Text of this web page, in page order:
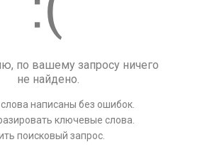
по вашему запросу ничего
не найдено.
написаны без ошибок.
ключевые слова.
поисковый запрос.